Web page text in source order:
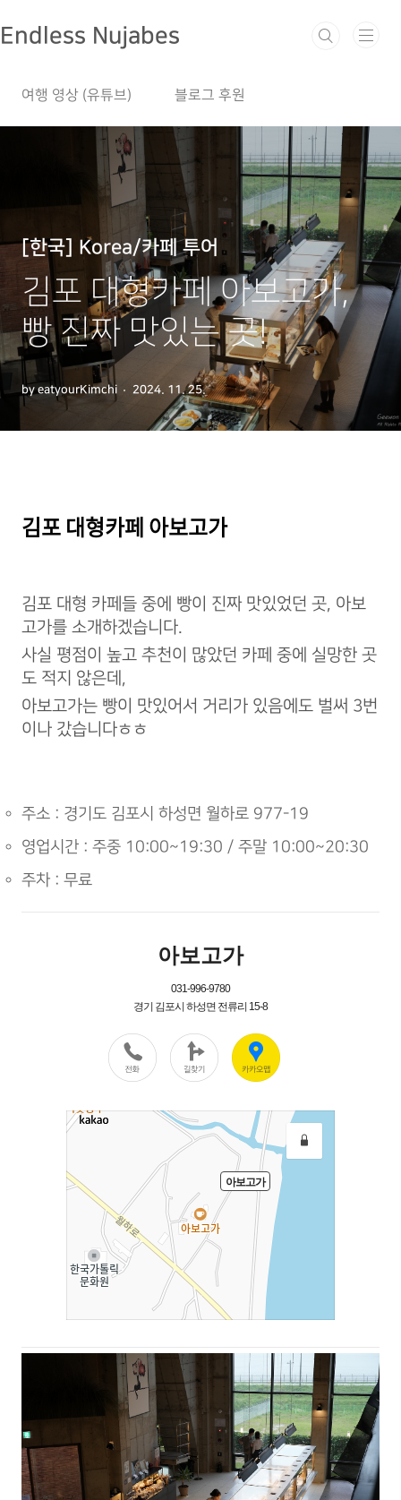
Endless Nujabes
여행 영상 (유튜브) 블로그 후원
[한국] Korea/카페 투어
김포 대형카페 아보고가,
빵 진짜 맛있는 곳!
by eatyourKimchi 2024. 11. 25.
김포 대형카페 아보고가
김포 대형 카페들 중에 빵이 진짜 맛있었던 곳, 아보
고가를 소개하겠습니다.
사실 평점이 높고 추천이 많았던 카페 중에 실망한 곳
도 적지 않은데,
아보고가는 빵이 맛있어서 거리가 있음에도 벌써 3번
이나 갔습니다ㅎㅎ
주소 : 경기도 김포시 하성면 월하로 977-19
영업시간 : 주중 10:00~19:30 / 주말 10:00~20:30
주차 : 무료